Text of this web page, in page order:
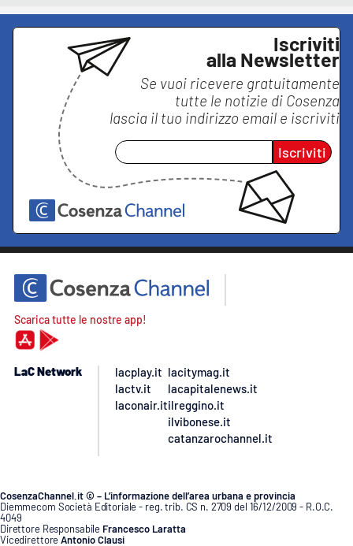
Iscriviti
alla Newsletter
Se vuoi ricevere gratuitamente
tutte le notizie di Cosenza
lascia il tuo indirizzo email e iscriviti
Iscriviti
Scarica tutte le nostre app!
LaC Network
lacplay.it
lactv.it
laconair.it
lacitymag.it
lacapitalenews.it
ilreggino.it
ilvibonese.it
catanzarochannel.it
CosenzaChannel.it © – L’informazione dell’area urbana e provincia
Diemmecom Società Editoriale - reg. trib. CS n. 2709 del 16/12/2009 - R.O.C.
4049
Direttore Responsabile Francesco Laratta
VicedirettoreAntonio Clausi